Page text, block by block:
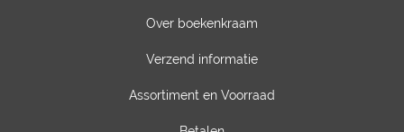
Over boekenkraam
Verzend informatie
Assortiment en Voorraad